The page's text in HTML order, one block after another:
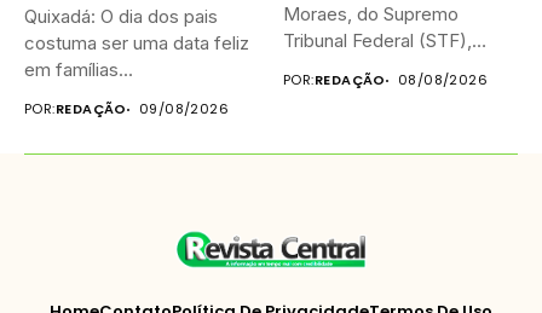
Quixadá: O dia dos pais
costuma ser uma data feliz
em famílias...
POR:REDAÇÃO 09/08/2026
Moraes, do Supremo
Tribunal Federal (STF),
negou neste...
POR:REDAÇÃO 08/08/2026